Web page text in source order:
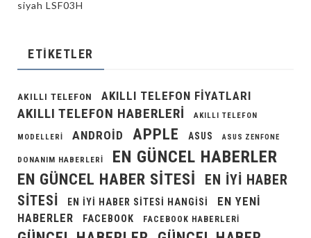
siyah LSF03H
ETIKETLER
AKILLI TELEFON AKILLI TELEFON FIYATLARI
AKILLI TELEFON HABERLERI AKILLI TELEFON
MODELLERI ANDROID APPLE ASUS ASUS ZENFONE
DONANIM HABERLERI EN GÜNCEL HABERLER
EN GÜNCEL HABER SITESI
EN IYI HABER
SITESI
EN IYI HABER SITESI HANGISI
EN YENI
HABERLER
FACEBOOK FACEBOOK HABERLERI